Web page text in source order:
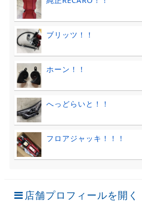
ブリッツ！！
ホーン！！
へっどらいと！！
フロアジャッキ！！！
店舗プロフィールを開く